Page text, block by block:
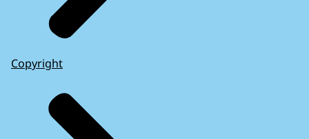
Copyright